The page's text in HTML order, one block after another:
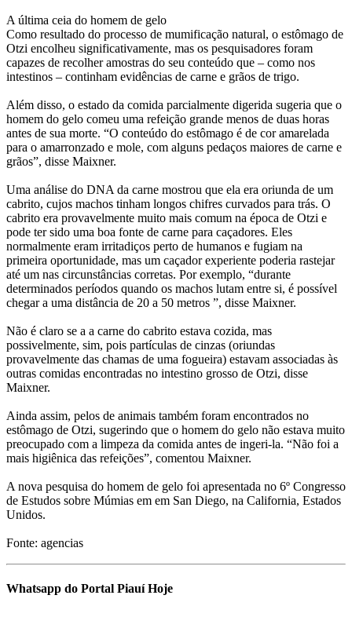
A última ceia do homem de gelo
Como resultado do processo de mumificação natural, o estômago de
Otzi encolheu significativamente, mas os pesquisadores foram
capazes de recolher amostras do seu conteúdo que – como nos
intestinos – continham evidências de carne e grãos de trigo.
Além disso, o estado da comida parcialmente digerida sugeria que o
homem do gelo comeu uma refeição grande menos de duas horas
antes de sua morte. “O conteúdo do estômago é de cor amarelada
para o amarronzado e mole, com alguns pedaços maiores de carne e
grãos”, disse Maixner.
Uma análise do DNA da carne mostrou que ela era oriunda de um
cabrito, cujos machos tinham longos chifres curvados para trás. O
cabrito era provavelmente muito mais comum na época de Otzi e
pode ter sido uma boa fonte de carne para caçadores. Eles
normalmente eram irritadiços perto de humanos e fugiam na
primeira oportunidade, mas um caçador experiente poderia rastejar
até um nas circunstâncias corretas. Por exemplo, “durante
determinados períodos quando os machos lutam entre si, é possível
chegar a uma distância de 20 a 50 metros ”, disse Maixner.
Não é claro se a a carne do cabrito estava cozida, mas
possivelmente, sim, pois partículas de cinzas (oriundas
provavelmente das chamas de uma fogueira) estavam associadas às
outras comidas encontradas no intestino grosso de Otzi, disse
Maixner.
Ainda assim, pelos de animais também foram encontrados no
estômago de Otzi, sugerindo que o homem do gelo não estava muito
preocupado com a limpeza da comida antes de ingeri-la. “Não foi a
mais higiênica das refeições”, comentou Maixner.
A nova pesquisa do homem de gelo foi apresentada no 6º Congresso
de Estudos sobre Múmias em em San Diego, na California, Estados
Unidos.
Fonte: agencias
Whatsapp do Portal Piauí Hoje